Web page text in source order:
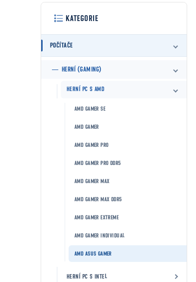
Postranní panel
KATEGORIE
POČÍTAČE
HERNÍ (GAMING)
HERNÍ PC S AMD
AMD GAMER SE
AMD GAMER
AMD GAMER PRO
AMD GAMER PRO DDR5
AMD GAMER MAX
AMD GAMER MAX DDR5
AMD GAMER EXTREME
AMD GAMER INDIVIDUAL
AMD ASUS GAMER
HERNÍ PC S INTEL